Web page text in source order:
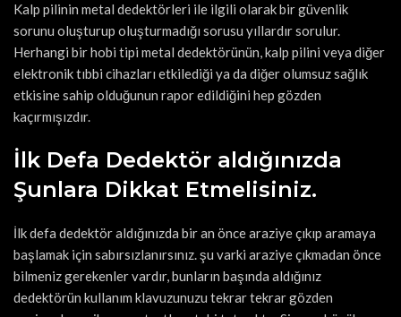
Kalp pilinin metal dedektörleri ile ilgili olarak bir güvenlik
sorunu oluşturup oluşturmadığı sorusu yıllardır sorulur.
Herhangi bir hobi tipi metal dedektörünün, kalp pilini veya diğer
elektronik tıbbi cihazları etkilediği ya da diğer olumsuz sağlık
etkisine sahip olduğunun rapor edildiğini hep gözden
kaçırmışızdır.
İlk Defa Dedektör aldığınızda
Şunlara Dikkat Etmelisiniz.
İlk defa dedektör aldığınızda bir an önce araziye çıkıp aramaya
başlamak için sabırsızlanırsınız. şu varki araziye çıkmadan önce
bilmeniz gerekenler vardır, bunların başında aldığınız
dedektörün kullanım klavuzunuzu tekrar tekrar gözden